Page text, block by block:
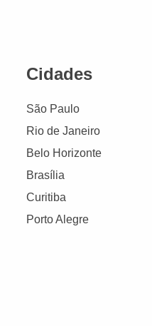
Cidades
São Paulo
Rio de Janeiro
Belo Horizonte
Brasília
Curitiba
Porto Alegre